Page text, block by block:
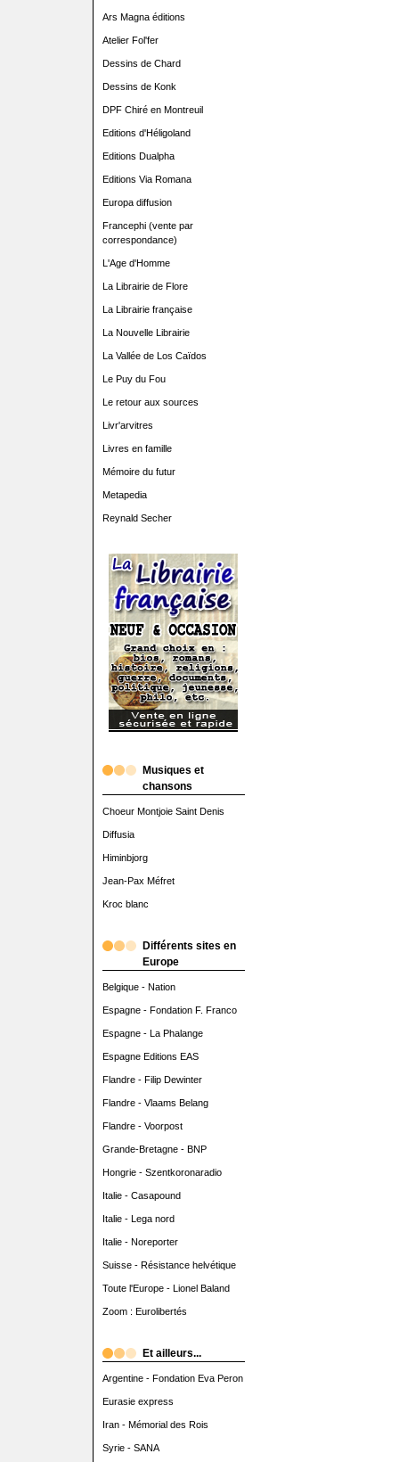
Ars Magna éditions
Atelier Fol'fer
Dessins de Chard
Dessins de Konk
DPF Chiré en Montreuil
Editions d'Héligoland
Editions Dualpha
Editions Via Romana
Europa diffusion
Francephi (vente par
correspondance)
L'Age d'Homme
La Librairie de Flore
La Librairie française
La Nouvelle Librairie
La Vallée de Los Caïdos
Le Puy du Fou
Le retour aux sources
Livr'arvitres
Livres en famille
Mémoire du futur
Metapedia
Reynald Secher
Musiques et
chansons
Choeur Montjoie Saint Denis
Diffusia
Himinbjorg
Jean-Pax Méfret
Kroc blanc
Différents sites en
Europe
Belgique - Nation
Espagne - Fondation F. Franco
Espagne - La Phalange
Espagne Editions EAS
Flandre - Filip Dewinter
Flandre - Vlaams Belang
Flandre - Voorpost
Grande-Bretagne - BNP
Hongrie - Szentkoronaradio
Italie - Casapound
Italie - Lega nord
Italie - Noreporter
Suisse - Résistance helvétique
Toute l'Europe - Lionel Baland
Zoom : Eurolibertés
Et ailleurs...
Argentine - Fondation Eva Peron
Eurasie express
Iran - Mémorial des Rois
Syrie - SANA